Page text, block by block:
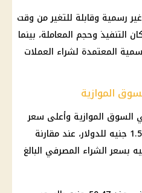
غير رسمية وقابلة للتغير من وقت
وحجم المعاملة، بينما
المعتمدة لشراء العملات
الموازية
السوق الموازية وأعلى سعر
نحو 1.56 جنيه للدولار، عند مقارنة
الموازي البالغ 51.93 جنيه بسعر الشراء المصرفي البالغ